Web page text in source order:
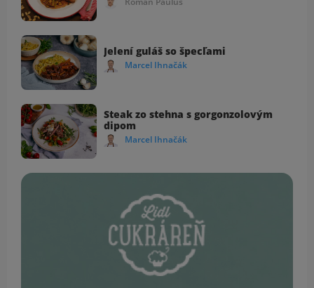
Jelení guláš so špecľami
Marcel Ihnačák
Steak zo stehna s gorgonzolovým
dipom
Marcel Ihnačák